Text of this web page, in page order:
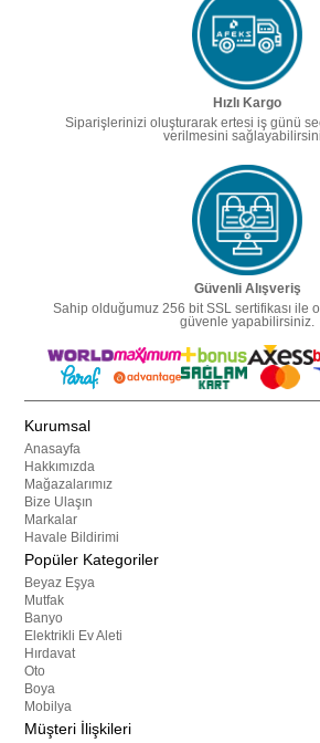
Hızlı Kargo
Siparişlerinizi oluşturarak ertesi iş günü
verilmesini
Güvenli Alışveriş
Sahip olduğumuz 256 bit SSL sertifikası ile
güvenle yapabilirsiniz.
Kurumsal
Anasayfa
Hakkımızda
Mağazalarımız
Bize Ulaşın
Markalar
Havale Bildirimi
Popüler Kategoriler
Beyaz Eşya
Mutfak
Banyo
Elektrikli Ev Aleti
Hırdavat
Oto
Boya
Mobilya
Müşteri İlişkileri